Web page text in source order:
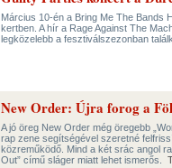
Március 10-én a Bring Me The Bands
kertben. A hír a Rage Against The
legközelebb a fesztiválszezonban
New Order: Újra forog a
A jó öreg New Order még öregebb
rap zene segítségével szeretné
közreműködő. Mind a két srác angol
Out” című sláger miatt lehet ismerős.